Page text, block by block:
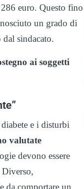
euro. Questo fino
un grado di
sindacato.
ai soggetti
e i disturbi
valutate
devono essere
Diverso,
da comportare un